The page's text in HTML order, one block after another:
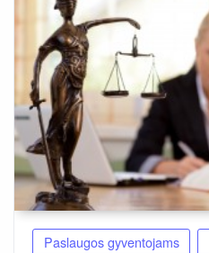
Paslaugos gyventojams